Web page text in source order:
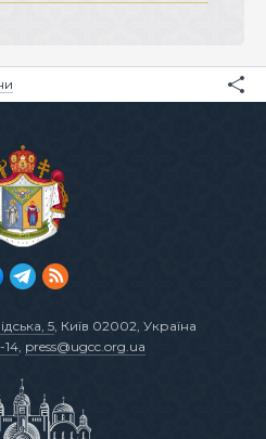
5, Київ 02002, Україна
14, press@ugcc.org.ua